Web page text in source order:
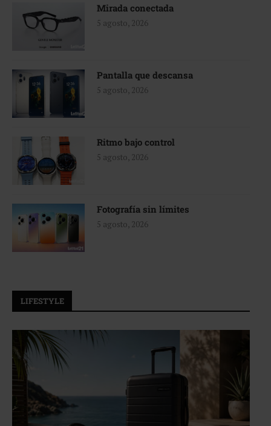
Mirada conectada
5 agosto, 2026
Pantalla que descansa
5 agosto, 2026
Ritmo bajo control
5 agosto, 2026
Fotografía sin límites
5 agosto, 2026
LIFESTYLE